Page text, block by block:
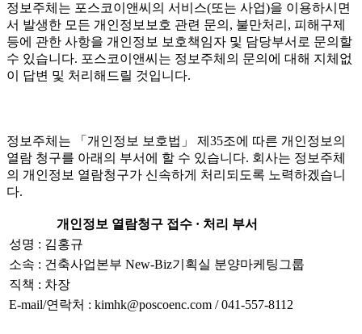
정보주체는 포스코이앤씨의 서비스(또는 사업)을 이용하시면
서 발생한 모든 개인정보보호 관련 문의, 불만처리, 피해구제
등에 관한 사항을 개인정보 보호책임자 및 담당부서로 문의할
수 있습니다. 포스코이앤씨는 정보주체의 문의에 대해 지체없
이 답변 및 처리해드릴 것입니다.
정보주체는 「개인정보 보호법」 제35조에 따른 개인정보의
열람 청구를 아래의 부서에 할 수 있습니다. 회사는 정보주체
의 개인정보 열람청구가 신속하게 처리되도록 노력하겠습니
다.
개인정보 열람청구 접수 · 처리 부서
성명 : 김홍규
소속 : 건축사업본부 New-Biz기획실 분양마케팅그룹
직책 : 차장
E-mail/연락처 : kimhk@poscoenc.com / 041-557-8112